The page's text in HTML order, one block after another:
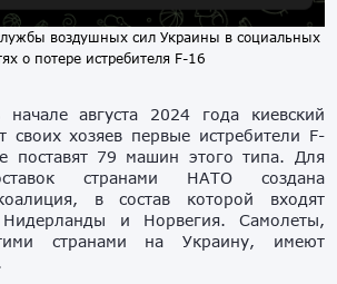
воздушных сил Украины в социальных
о потере истребителя F-16
августа 2024 года киевский
своих хозяев первые истребители F-
поставят 79 машин этого типа. Для
странами НАТО создана
в состав которой входят
и Норвегия. Самолеты,
странами на Украину, имеют